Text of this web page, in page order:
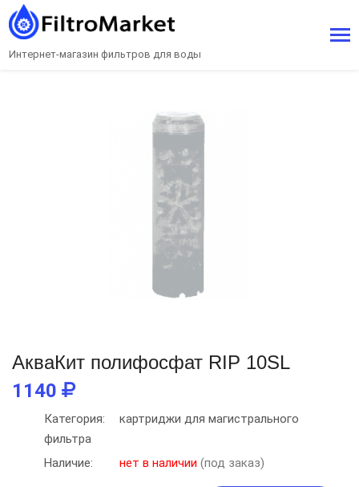
Интернет-магазин фильтров для воды
АкваКит полифосфат RIP 10SL
1140
Категория:
картриджи для магистрального
фильтра
Наличие:
нет в наличии (под заказ)